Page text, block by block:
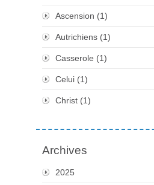
Ascension (1)
Autrichiens (1)
Casserole (1)
Celui (1)
Christ (1)
Archives
2025